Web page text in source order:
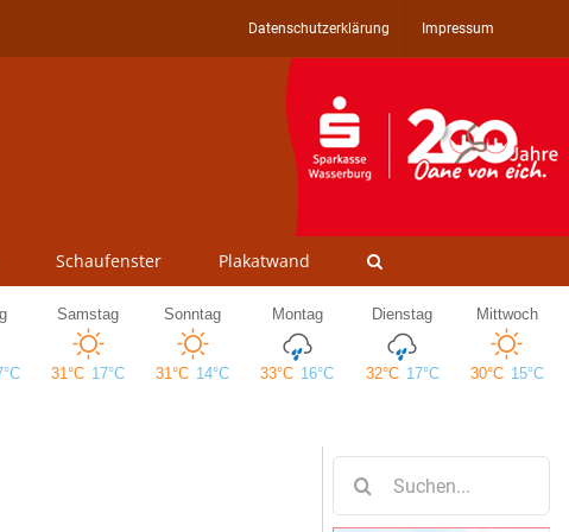
Datenschutzerklärung Impressum
Schaufenster Plakatwand
nach: